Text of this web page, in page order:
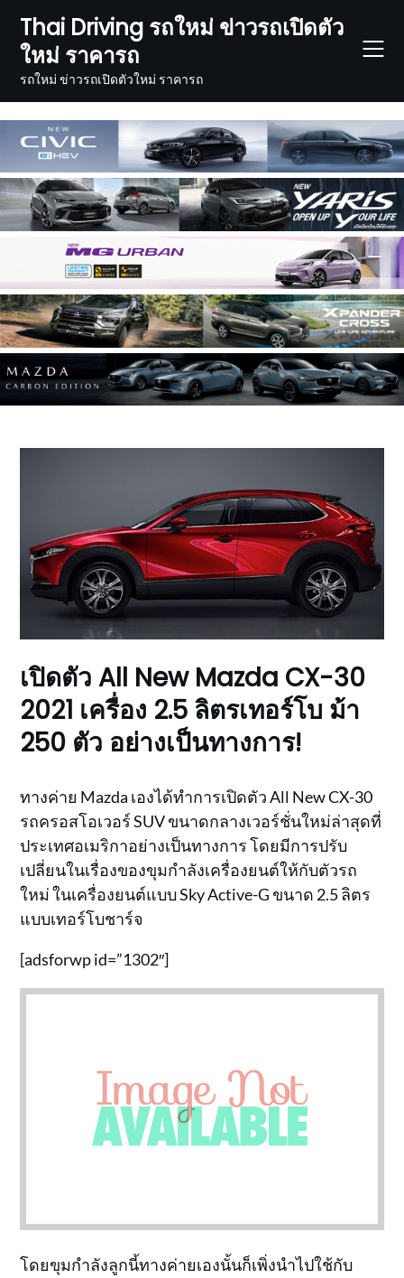
content
Thai Driving รถใหม่ ข่าวรถเปิดตัว
ใหม่ ราคารถ
รถใหม่ ข่าวรถเปิดตัวใหม่ ราคารถ
เปิดตัว All New Mazda CX-30
2021 เครื่อง 2.5 ลิตรเทอร์โบ ม้า
250 ตัว อย่างเป็นทางการ!
ทางค่าย Mazda เองได้ทำการเปิดตัว All New CX-30
รถครอสโอเวอร์ SUV ขนาดกลางเวอร์ชั่นใหม่ล่าสุดที่
ประเทศอเมริกาอย่างเป็นทางการ โดยมีการปรับ
เปลี่ยนในเรื่องของขุมกำลังเครื่องยนต์ให้กับตัวรถ
ใหม่ ในเครื่องยนต์แบบ Sky Active-G ขนาด 2.5 ลิตร
แบบเทอร์โบชาร์จ
[adsforwp id=”1302″]
โดยขุมกำลังลูกนี้ทางค่ายเองนั้นก็เพิ่งนำไปใช้กับ